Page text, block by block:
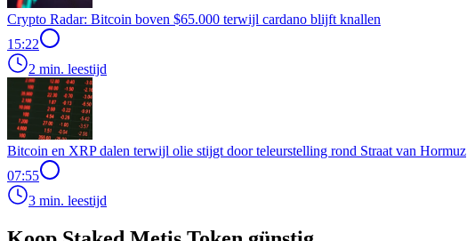
Crypto Radar: Bitcoin boven $65.000 terwijl cardano blijft knallen
15:22
2 min. leestijd
Bitcoin en XRP dalen terwijl olie stijgt door teleurstelling rond Straat van Hormuz
07:55
3 min. leestijd